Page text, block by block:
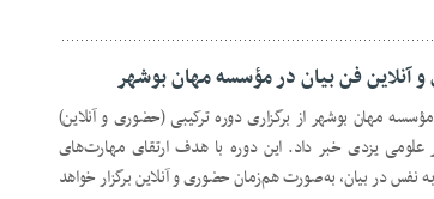
آنلاین فن بیان در مؤسسه مهان بوشهر
مهان بوشهر از برگزاری دوره ترکیبی (حضوری و آنلاین)
علومی یزدی خبر داد. این دوره با هدف ارتقای مهارت‌های
نفس در بیان، به‌صورت هم‌زمان حضوری و آنلاین برگزار خواهد